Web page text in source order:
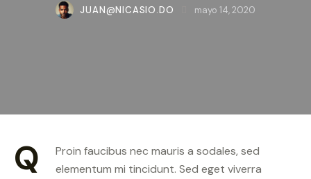
JUAN@NICASIO.DO mayo 14, 2020
Q
Proin faucibus nec mauris a sodales, sed
elementum mi tincidunt. Sed eget viverra